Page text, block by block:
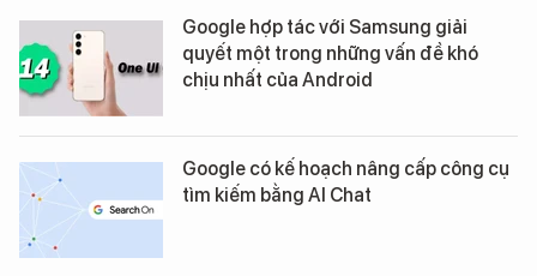
Google hợp tác với Samsung giải
quyết một trong những vấn đề khó
chịu nhất của Android
Google có kế hoạch nâng cấp công cụ
tìm kiếm bằng AI Chat